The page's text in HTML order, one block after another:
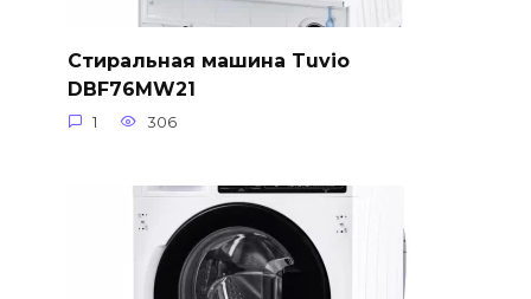
Стиральная машина Tuvio
DBF76MW21
1 306